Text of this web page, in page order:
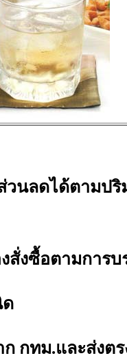
วนลดได้ตามป
สั่งซื้อตามการบ
กทม.และส่งตร